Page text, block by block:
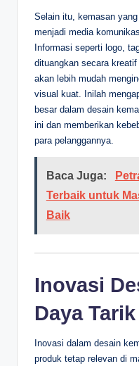
Selain itu, kemasan
menjadi media
Informasi seperti logo,
dituangkan secara
akan lebih mudah
visual kuat. Inilah
besar dalam desain
ini dan memberikan
para pelanggannya.
Baca Juga:
Terbaik untuk
Baik
Inovasi
Daya
Inovasi dalam desain
produk tetap relevan di